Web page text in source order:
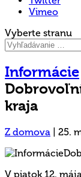
Vimeo
Vyberte stranu
Informácie
kraja
Z domova 25.
V piatok 12.